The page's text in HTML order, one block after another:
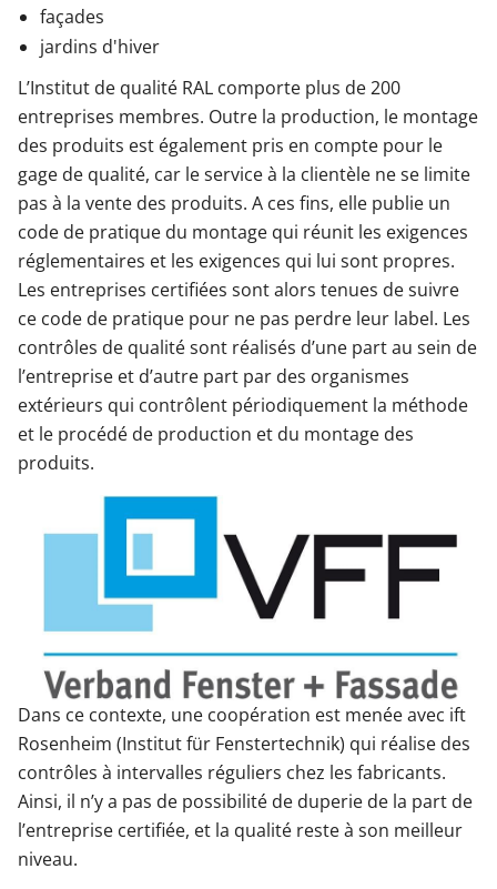
façades
jardins d'hiver
L’Institut de qualité RAL comporte plus de 200
entreprises membres. Outre la production, le montage
des produits est également pris en compte pour le
gage de qualité, car le service à la clientèle ne se limite
pas à la vente des produits. A ces fins, elle publie un
code de pratique du montage qui réunit les exigences
réglementaires et les exigences qui lui sont propres.
Les entreprises certifiées sont alors tenues de suivre
ce code de pratique pour ne pas perdre leur label. Les
contrôles de qualité sont réalisés d’une part au sein de
l’entreprise et d’autre part par des organismes
extérieurs qui contrôlent périodiquement la méthode
et le procédé de production et du montage des
produits.
Dans ce contexte, une coopération est menée avec ift
Rosenheim (Institut für Fenstertechnik) qui réalise des
contrôles à intervalles réguliers chez les fabricants.
Ainsi, il n’y a pas de possibilité de duperie de la part de
l’entreprise certifiée, et la qualité reste à son meilleur
niveau.